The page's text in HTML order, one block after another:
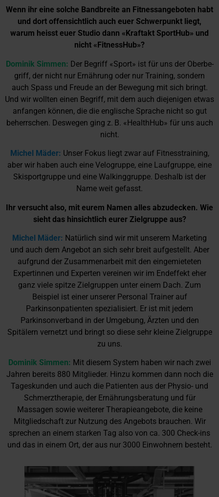
Wenn ihr eine solche Bandbreite an Fitnessangeboten habt
und dort offensichtlich auch euer Schwerpunkt liegt,
warum heisst euer Studio dann «Kraftakt SportHub» und
nicht «FitnessHub»?
Dominik Simmen: Der Begriff «Sport» ist für uns der Oberbe-
griff, der nicht nur Ernährung oder nur Training, sondern
auch Spass und Freude an der Bewegung mit sich bringt.
Und wir wollten einen Begriff, mit dem auch diejenigen etwas
anfangen können, die die englische Sprache nicht so gut
beherrschen. Deswegen ging z. B. «HealthHub» für uns auch
nicht.
Michel Mäder: Unser Fokus liegt zwar auf Fitnesstraining,
aber wir haben auch eine Velogruppe, eine Laufgruppe, eine
Skisportgruppe und eine Walkinggruppe. Deshalb ist der
Name weit gefasst.
Ihr versucht also, mit eurem Namen alles abzudecken. Wie
sieht das hinsichtlich eurer Zielgruppe aus?
Michel Mäder: Natürlich sind wir mit unserem Marketing
und auch dem Angebot an sich sehr breit aufgestellt. Aber
aufgrund der Zusammenarbeit mit den eingemieteten
Expertinnen und Experten vereinen wir im Endeffekt eher
ganz viele spitze Zielgruppen unter einem Dach. Zum
Beispiel ist einer unserer Personal Trainer auf
Parkinsonpatienten spezialisiert. Er ist mit jedem
Parkinsonverband in der Umgebung, Ärzten und den
Spitälern vernetzt und bringt so diese sehr kleine Zielgruppe
zu uns.
Dominik Simmen: Mit diesem System haben wir nach zwei
Jahren bereits 880 Mitglieder. Hinzu kommen dann noch die
Tageskunden und auch die Patienten aus der Physio- und
Schmerztherapie, der Ernährungsberatung und für
Massagen sowie weiterer Therapieangebote, die keine
Mitgliedschaft zur Nutzung des Angebots brauchen. Wir
sprechen an einem starken Tag also von ca. 300 Check-ins
und das in einem Ort, der aus nur 3000 Einwohnern besteht.